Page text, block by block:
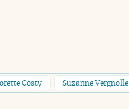
Costy Suzanne Vergnolle